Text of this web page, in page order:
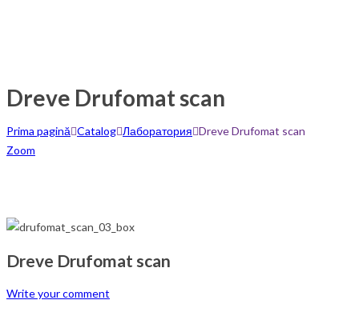
Dreve Drufomat scan
Prima pagină Catalog Лаборатория Dreve Drufomat scan
Zoom
Dreve Drufomat scan
Write your comment